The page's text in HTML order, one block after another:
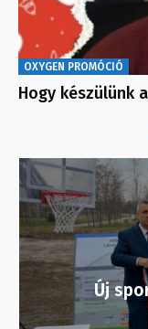
OXYGEN PROMÓCIÓ
Hogy készülünk
Új